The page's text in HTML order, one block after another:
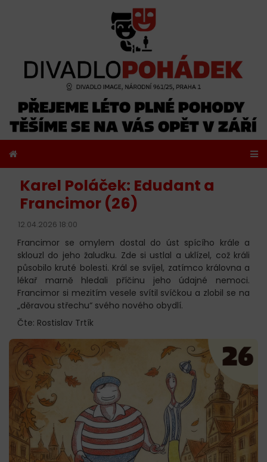
Karel Poláček: Edudant a
Francimor (26)
12.04.2026 18:00
Francimor se omylem dostal do úst spícího krále a
sklouzl do jeho žaludku. Zde si ustlal a uklízel, což králi
působilo kruté bolesti. Král se svíjel, zatímco královna a
lékař marně hledali příčinu jeho údajné nemoci.
Francimor si mezitím vesele svítil svíčkou a zlobil se na
„děravou střechu“ svého nového obydlí.
Čte: Rostislav Trtík